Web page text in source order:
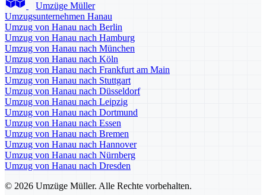
Umzüge Müller
Umzugsunternehmen Hanau
Umzug von Hanau nach Berlin
Umzug von Hanau nach Hamburg
Umzug von Hanau nach München
Umzug von Hanau nach Köln
Umzug von Hanau nach Frankfurt am Main
Umzug von Hanau nach Stuttgart
Umzug von Hanau nach Düsseldorf
Umzug von Hanau nach Leipzig
Umzug von Hanau nach Dortmund
Umzug von Hanau nach Essen
Umzug von Hanau nach Bremen
Umzug von Hanau nach Hannover
Umzug von Hanau nach Nürnberg
Umzug von Hanau nach Dresden
© 2026 Umzüge Müller. Alle Rechte vorbehalten.